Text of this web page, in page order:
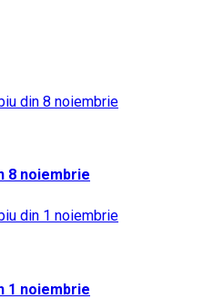
8 noiembrie
1 noiembrie